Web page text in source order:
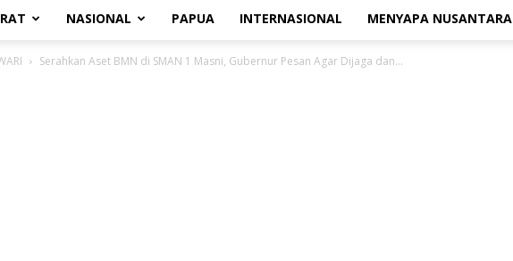
NASIONAL PAPUA INTERNASIONAL MENYAPA NUSANTARA
Serahkan Aset BMN di SMAN 1 Masni, Gubernur Pesan Agar Dijaga dan...